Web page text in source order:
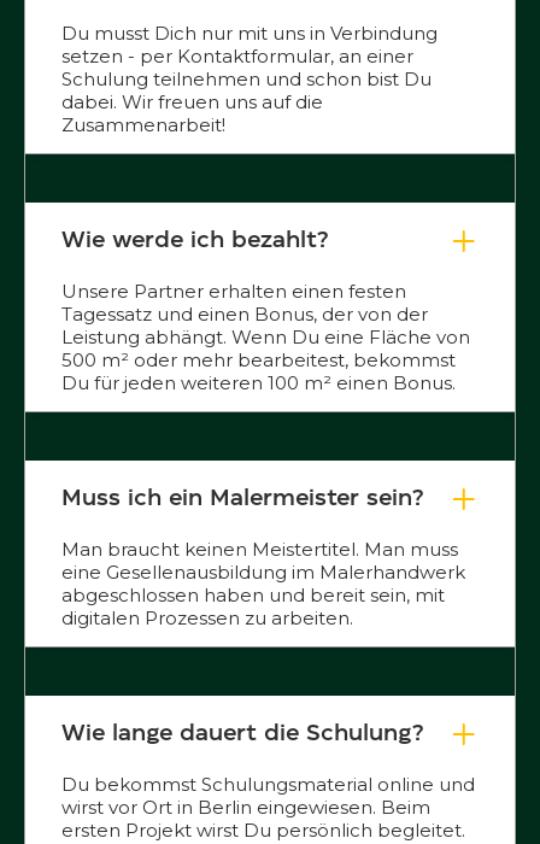
Du musst Dich nur mit uns in Verbindung
setzen - per Kontaktformular, an einer
Schulung teilnehmen und schon bist Du
dabei. Wir freuen uns auf die
Zusammenarbeit!
Wie werde ich bezahlt?
Unsere Partner erhalten einen festen
Tagessatz und einen Bonus, der von der
Leistung abhängt. Wenn Du eine Fläche von
500 m² oder mehr bearbeitest, bekommst
Du für jeden weiteren 100 m² einen Bonus.
Muss ich ein Malermeister sein?
Man braucht keinen Meistertitel. Man muss
eine Gesellenausbildung im Malerhandwerk
abgeschlossen haben und bereit sein, mit
digitalen Prozessen zu arbeiten.
Wie lange dauert die Schulung?
Du bekommst Schulungsmaterial online und
wirst vor Ort in Berlin eingewiesen. Beim
ersten Projekt wirst Du persönlich begleitet.